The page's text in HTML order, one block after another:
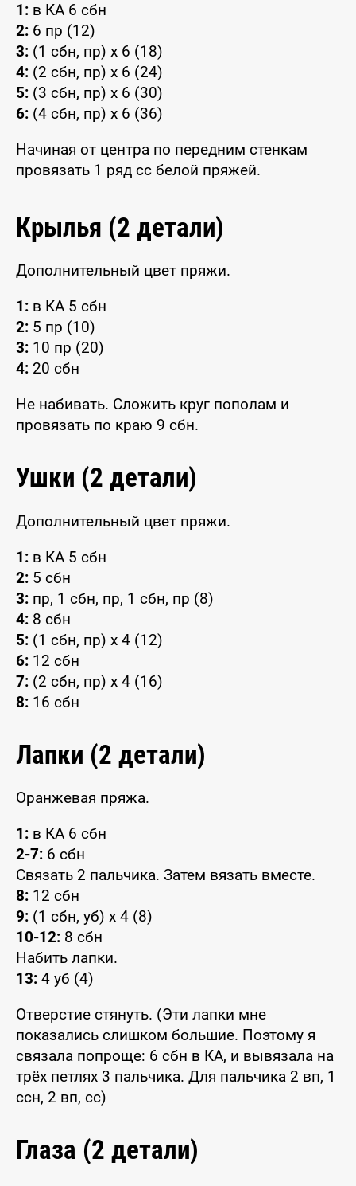
1: в КА 6 сбн
2: 6 пр (12)
3: (1 сбн, пр) x 6 (18)
4: (2 сбн, пр) x 6 (24)
5: (3 сбн, пр) x 6 (30)
6: (4 сбн, пр) x 6 (36)
Начиная от центра по передним стенкам
провязать 1 ряд сс белой пряжей.
Крылья (2 детали)
Дополнительный цвет пряжи.
1: в КА 5 сбн
2: 5 пр (10)
3: 10 пр (20)
4: 20 сбн
Не набивать. Сложить круг пополам и
провязать по краю 9 сбн.
Ушки (2 детали)
Дополнительный цвет пряжи.
1: в КА 5 сбн
2: 5 сбн
3: пр, 1 сбн, пр, 1 сбн, пр (8)
4: 8 сбн
5: (1 сбн, пр) x 4 (12)
6: 12 сбн
7: (2 сбн, пр) x 4 (16)
8: 16 сбн
Лапки (2 детали)
Оранжевая пряжа.
1: в КА 6 сбн
2-7: 6 сбн
Связать 2 пальчика. Затем вязать вместе.
8: 12 сбн
9: (1 сбн, уб) x 4 (8)
10-12: 8 сбн
Набить лапки.
13: 4 уб (4)
Отверстие стянуть. (Эти лапки мне
показались слишком большие. Поэтому я
связала попроще: 6 сбн в КА, и вывязала на
трёх петлях 3 пальчика. Для пальчика 2 вп, 1
ссн, 2 вп, сс)
Глаза (2 детали)